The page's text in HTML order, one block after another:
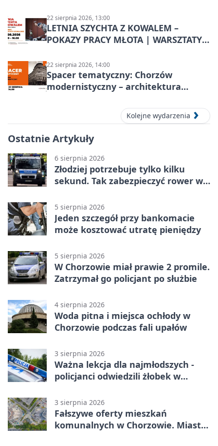
22 sierpnia 2026, 13:00
LETNIA SZYCHTA Z KOWALEM –
POKAZY PRACY MŁOTA | WARSZTATY
22 sierpnia 2026, 14:00
Spacer tematyczny: Chorzów
modernistyczny – architektura
Kolejne wydarzenia
Ostatnie Artykuły
6 sierpnia 2026
Złodziej potrzebuje tylko kilku
sekund. Tak zabezpieczyć rower w
5 sierpnia 2026
Jeden szczegół przy bankomacie
może kosztować utratę pieniędzy
5 sierpnia 2026
W Chorzowie miał prawie 2 promile.
Zatrzymał go policjant po służbie
4 sierpnia 2026
Woda pitna i miejsca ochłody w
Chorzowie podczas fali upałów
3 sierpnia 2026
Ważna lekcja dla najmłodszych -
policjanci odwiedzili żłobek w
3 sierpnia 2026
Fałszywe oferty mieszkań
komunalnych w Chorzowie. Miasto